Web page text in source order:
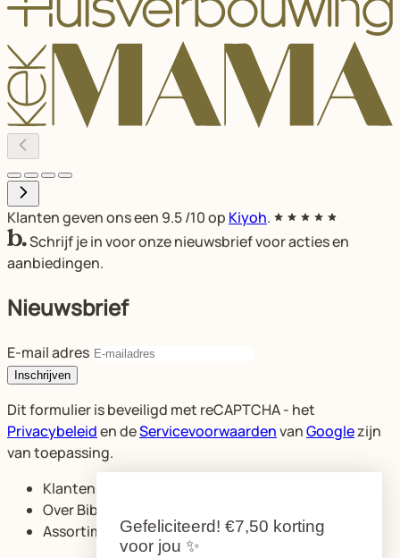
Klanten geven ons een 9.5/10 op Kiyoh.
Schrijf je in voor onze nieuwsbrief voor acties en
aanbiedingen.
Nieuwsbrief
E-mail adres
Inschrijven
Dit formulier is beveiligd met reCAPTCHA - het
Privacybeleiden deServicevoorwaardenvanGooglezijn
van toepassing.
Klantenservice
Over Bibelotte
AssortimentGefeliciteerd! €7,50 korting
voor jou ✨